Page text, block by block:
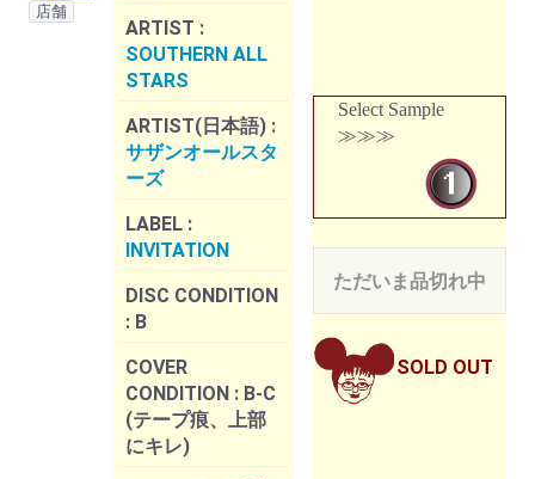
店舗
ARTIST :
SOUTHERN ALL
STARS
ARTIST(日本語) :
サザンオールスタ
ーズ
LABEL :
INVITATION
DISC CONDITION
: B
COVER
CONDITION : B-C
(テープ痕、上部
にキレ)
Select Sample
≫≫≫
ただいま品切れ中
SOLD OUT